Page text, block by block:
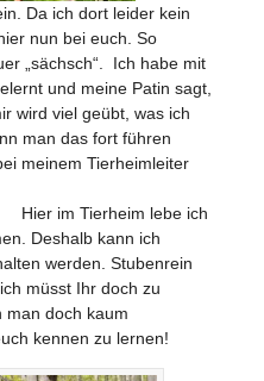
Da ich dort leider kein
nun bei euch. So
„sächsch“. Ich habe mit
und meine Patin sagt,
wird viel geübt, was ich
man das fort führen
meinem Tierheimleiter
lebe ich
Deshalb kann ich
werden. Stubenrein
müsst Ihr doch zu
man doch kaum
kennen zu lernen!